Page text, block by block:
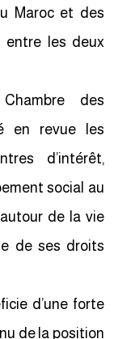
Maroc et des
entre les deux
des
en revue les
d’intérêt,
social au
de la vie
de ses droits
d’une forte
de la position